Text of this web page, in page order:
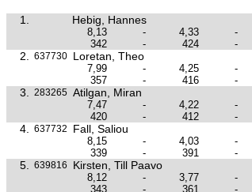
1. Hebig, Hannes
8,13 - 4,33 -
342
- 424 -
2. 637730 Loretan, Theo
7,99 - 4,25 -
357
- 416 -
3. 283265 Atilgan, Miran
7,47 - 4,22 -
420
- 412 -
4. 637732 Fall, Saliou
8,15 - 4,03 -
339
- 391 -
5. 639816 Kirsten, Till Paavo
8,12 - 3,77 -
343
- 361 -